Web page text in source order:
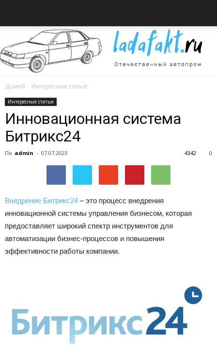
автомобилях
Лада
Домой Интересные статьи
Интересные статьи
Инновационная система
Битрикс24
По admin - 07.07.2023 0
4342
Внедрение Битрикс24 – это процесс внедрения
инновационной системы управления бизнесом, которая
предоставляет широкий спектр инструментов для
автоматизации бизнес-процессов и повышения
эффективности работы компании.